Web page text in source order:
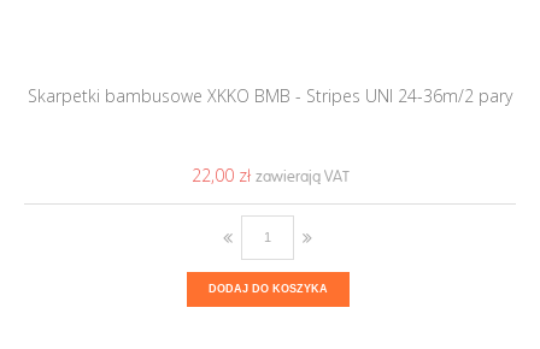
Skarpetki bambusowe XKKO BMB - Stripes UNI 24-36m/2 pary
22,00 ‎zł
DODAJ DO KOSZYKA